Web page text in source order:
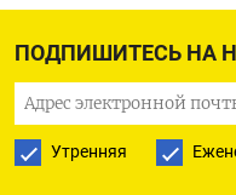
ПОДПИШИТЕСЬ НА
Утренняя
машинка жужжала,
в уме, но и наружу
ее подсчетыhomo
ДЭГ — другое дело, в